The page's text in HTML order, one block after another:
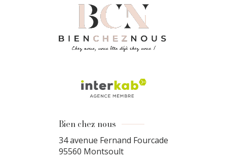
Bien chez nous
34 avenue Fernand Fourcade
95560 Montsoult